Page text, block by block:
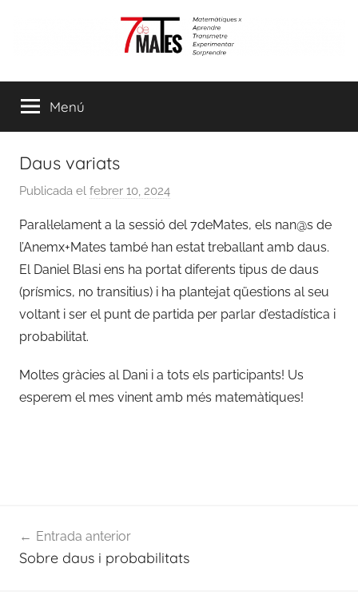
7demates
aprendre,
transmetre,
sorprendre
Menú
Daus variats
Publicada el febrer 10, 2024
r
a
d
m
i
Paral·lelament a la sessió del 7deMates, els nan@s de
l’Anemx+Mates també han estat treballant amb daus.
El Daniel Blasi ens ha portat diferents tipus de daus
(prísmics, no transitius) i ha plantejat qüestions al seu
voltant i ser el punt de partida per parlar d’estadística i
probabilitat.
Moltes gràcies al Dani i a tots els participants! Us
esperem el mes vinent amb més matemàtiques!
d'entrades
Entrada anterior
Sobre daus i probabilitats